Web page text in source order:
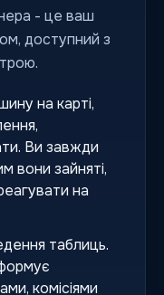
- це ваш
доступний з
на карті,
Ви завжди
вони зайняті,
на
таблиць.
комісіями